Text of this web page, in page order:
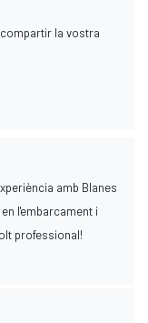
la vostra
amb Blanes
l'embarcament i
professional!